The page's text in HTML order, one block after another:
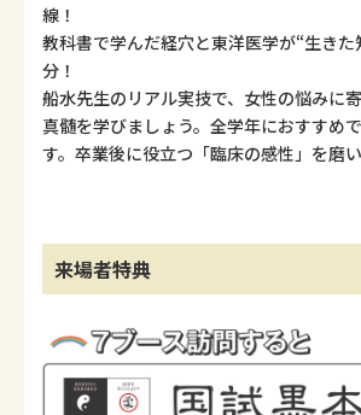
線！
教科書で学んだ経穴と東洋医学が“生き
分！
船水先生のリアル実技で、女性の悩みに
真髄を学びましょう。全学年におすすめ
す。卒業後に役立つ「臨床の感性」を磨い
来場者特典